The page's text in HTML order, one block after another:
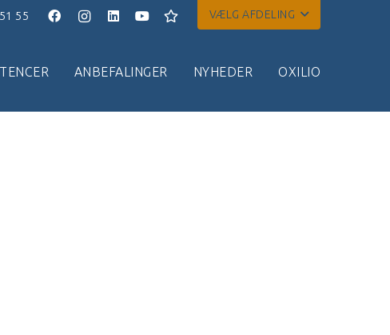
55 VÆLG AFDELING
ANBEFALINGER NYHEDER OXILIO